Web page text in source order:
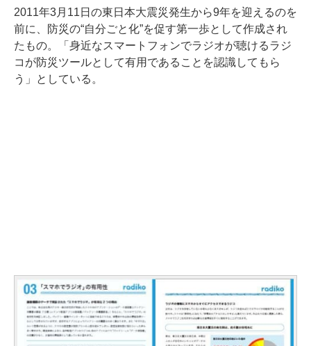
2011年3月11日の東日本大震災発生から9年を迎えるのを
前に、防災の“自分ごと化”を促す第一歩として作成され
たもの。「身近なスマートフォンでラジオが聴けるラジ
コが防災ツールとして有用であることを認識してもら
う」としている。